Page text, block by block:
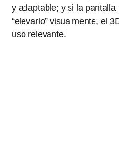
y adaptable; y si la pantalla
“elevarlo” visualmente, el
uso relevante.